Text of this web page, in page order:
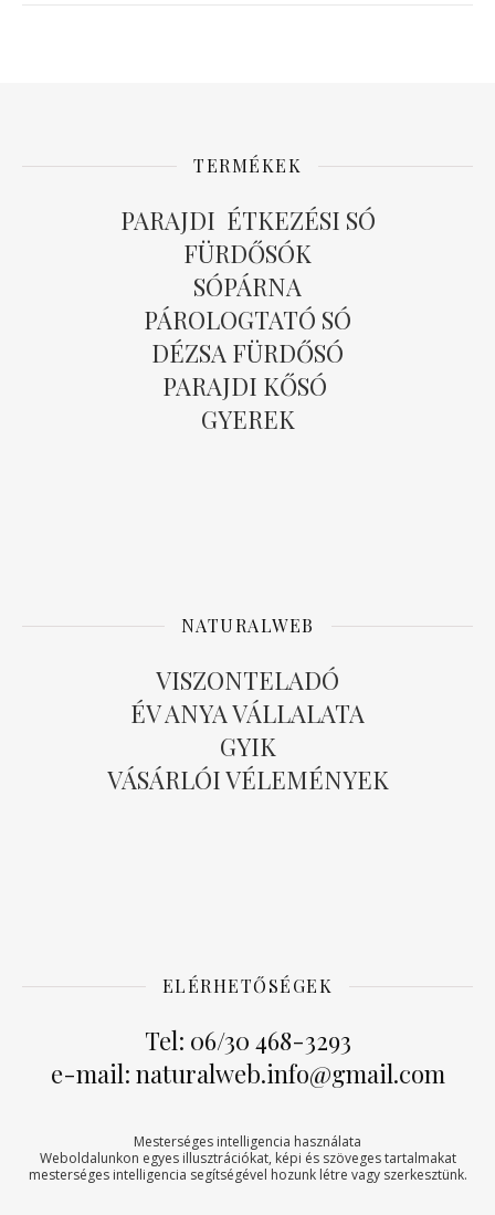
TERMÉKEK
PARAJDI ÉTKEZÉSI SÓ
FÜRDŐSÓK
SÓPÁRNA
PÁROLOGTATÓ SÓ
DÉZSA FÜRDŐSÓ
PARAJDI KŐSÓ
GYEREK
NATURALWEB
VISZONTELADÓ
ÉV ANYA VÁLLALATA
GYIK
VÁSÁRLÓI VÉLEMÉNYEK
ELÉRHETŐSÉGEK
Tel: 06/30 468-3293
e-mail: naturalweb.info@gmail.com
Mesterséges intelligencia használata
Weboldalunkon egyes illusztrációkat, képi és szöveges tartalmakat
mesterséges intelligencia segítségével hozunk létre vagy szerkesztünk.